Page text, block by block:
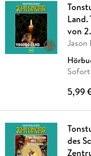
Land.
von 2.
Jason
5,99
des